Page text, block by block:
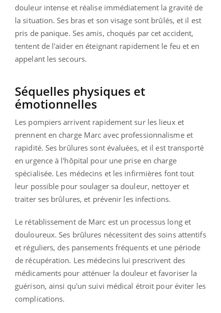
douleur intense et réalise immédiatement la gravité de
la situation. Ses bras et son visage sont brûlés, et il est
pris de panique. Ses amis, choqués par cet accident,
tentent de l'aider en éteignant rapidement le feu et en
appelant les secours.
Séquelles physiques et
émotionnelles
Les pompiers arrivent rapidement sur les lieux et
prennent en charge Marc avec professionnalisme et
rapidité. Ses brûlures sont évaluées, et il est transporté
en urgence à l'hôpital pour une prise en charge
spécialisée. Les médecins et les infirmières font tout
leur possible pour soulager sa douleur, nettoyer et
traiter ses brûlures, et prévenir les infections.
Le rétablissement de Marc est un processus long et
douloureux. Ses brûlures nécessitent des soins attentifs
et réguliers, des pansements fréquents et une période
de récupération. Les médecins lui prescrivent des
médicaments pour atténuer la douleur et favoriser la
guérison, ainsi qu'un suivi médical étroit pour éviter les
complications.